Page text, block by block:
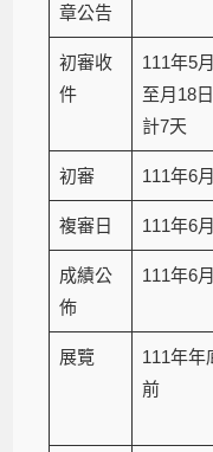
章公告
初審收
件
111年5
至月18
計7天
初審 111年6
複審日 111年6
成績公
佈
111年6
展覽
111年年
前